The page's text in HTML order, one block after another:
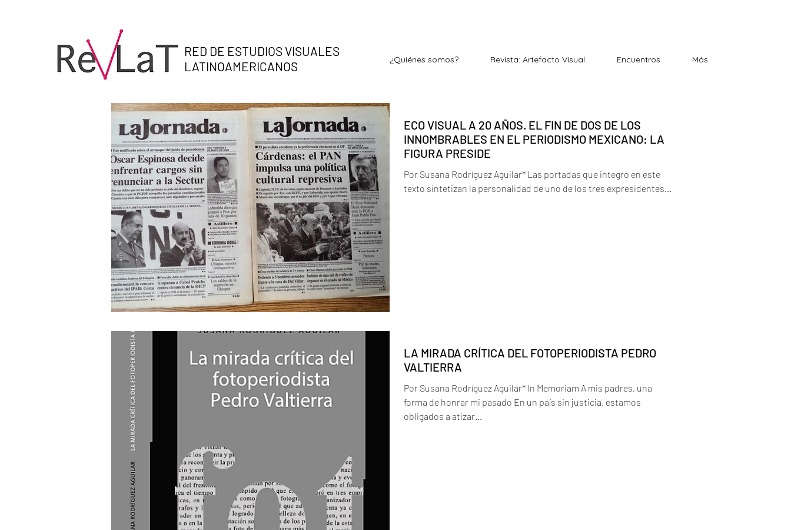
RED DE ESTUDIOS VISUALES
LATINOAMERICANOS
¿Quiénes somos? Revista: Artefacto Visual Encuentros Más
ECO VISUAL A 20 AÑOS. EL FIN DE DOS DE LOS
INNOMBRABLES EN EL PERIODISMO MEXICANO: LA
FIGURA PRESIDE
Por Susana Rodríguez Aguilar* Las portadas que integro en este
texto sintetizan la personalidad de uno de los tres expresidentes...
LA MIRADA CRÍTICA DEL FOTOPERIODISTA PEDRO
VALTIERRA
Por Susana Rodríguez Aguilar* In Memoriam A mis padres, una
forma de honrar mi pasado En un país sin justicia, estamos
obligados a atizar...